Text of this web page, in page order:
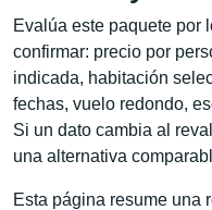
Evalúa este paquete por
confirmar: precio por
indicada, habitación
fechas, vuelo redondo,
Si un dato cambia al
una alternativa
Esta página resume una